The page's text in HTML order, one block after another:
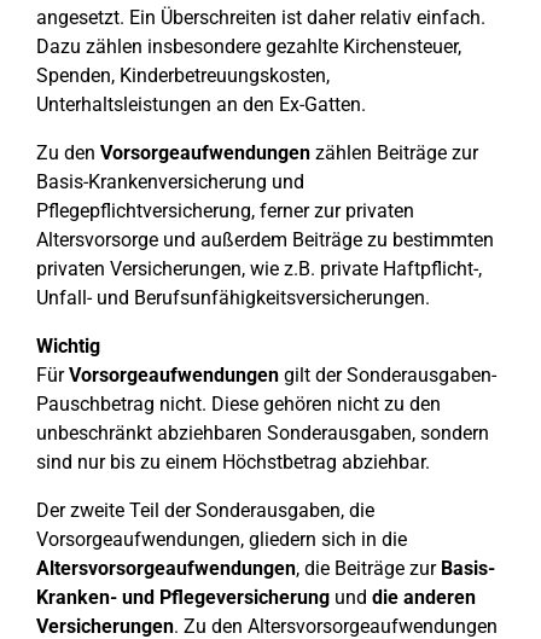
angesetzt. Ein Überschreiten ist daher relativ einfach.
Dazu zählen insbesondere gezahlte Kirchensteuer,
Spenden, Kinderbetreuungskosten,
Unterhaltsleistungen an den Ex-Gatten.
Zu den Vorsorgeaufwendungen zählen Beiträge zur
Basis-Krankenversicherung und
Pflegepflichtversicherung, ferner zur privaten
Altersvorsorge und außerdem Beiträge zu bestimmten
privaten Versicherungen, wie z.B. private Haftpflicht-,
Unfall- und Berufsunfähigkeitsversicherungen.
Wichtig
FürVorsorgeaufwendungen gilt der Sonderausgaben-
Pauschbetrag nicht. Diese gehören nicht zu den
unbeschränkt abziehbaren Sonderausgaben, sondern
sind nur bis zu einem Höchstbetrag abziehbar.
Der zweite Teil der Sonderausgaben, die
Vorsorgeaufwendungen, gliedern sich in die
Altersvorsorgeaufwendungen, die Beiträge zurBasis-
Kranken- und Pflegeversicherung und die anderen
Versicherungen. Zu den Altersvorsorgeaufwendungen